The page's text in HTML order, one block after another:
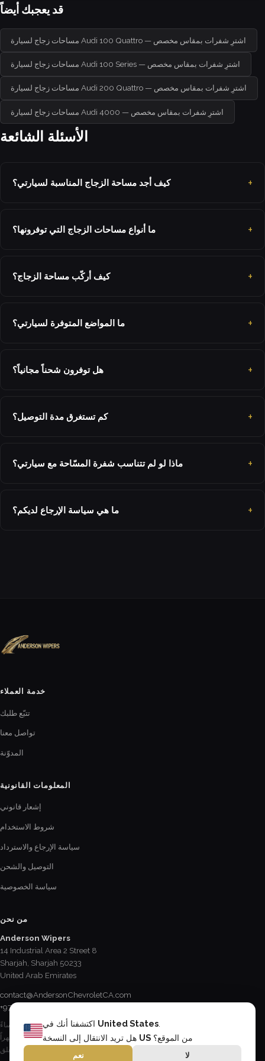
United States
US من الموقع؟
نعم لا
قد يعجبك أيضاً
مساحات زجاج لسيارة Audi 100 Quattro — اشترِ شفرات بمقاس مخصص
مساحات زجاج لسيارة Audi 100 Series — اشترِ شفرات بمقاس مخصص
مساحات زجاج لسيارة Audi 200 Quattro — اشترِ شفرات بمقاس مخصص
مساحات زجاج لسيارة Audi 4000 — اشترِ شفرات بمقاس مخصص
الأسئلة الشائعة
كيف أجد مساحة الزجاج المناسبة لسيارتي؟
ما أنواع مساحات الزجاج التي توفرونها؟
كيف أركّب مساحة الزجاج؟
ما المواضع المتوفرة لسيارتي؟
هل توفرون شحناً مجانياً؟
كم تستغرق مدة التوصيل؟
ماذا لو لم تتناسب شفرة المسّاحة مع سيارتي؟
ما هي سياسة الإرجاع لديكم؟
خدمة العملاء
تتبّع طلبك
تواصل معنا
المدوّنة
المعلومات القانونية
إشعار قانوني
شروط الاستخدام
سياسة الإرجاع والاسترداد
التوصيل والشحن
سياسة الخصوصية
من نحن
Anderson Wipers
14 Industrial Area 2 Street 8
Sharjah, Sharjah 50233
United Arab Emirates
contact@AndersonChevroletCA.com
+971 6 534 2178
الإثنين - الجمعة / 8:15 صباحاً - 5 مساءً
السبت / 8:30 صباحاً - 12:30 ظهراً
الأحد & العطل الرسمية / مغلق